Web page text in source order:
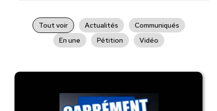
Tout voir Actualités
Communiqués
En une
Pétition Vidéo